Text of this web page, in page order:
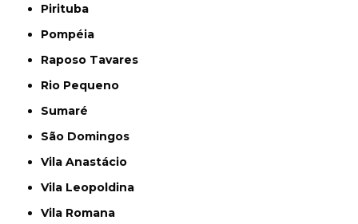
Pirituba
Pompéia
Raposo Tavares
Rio Pequeno
Sumaré
São Domingos
Vila Anastácio
Vila Leopoldina
Vila Romana